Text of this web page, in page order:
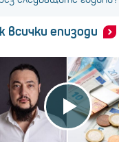
всички епизоди